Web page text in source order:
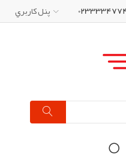
پنل کاربري